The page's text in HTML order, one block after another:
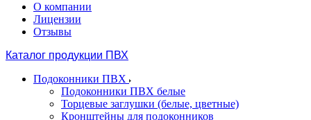
О компании
Лицензии
Отзывы
Каталог продукции ПВХ
Подоконники ПВХ
Подоконники ПВХ белые
Торцевые заглушки (белые, цветные)
Кронштейны для подоконников